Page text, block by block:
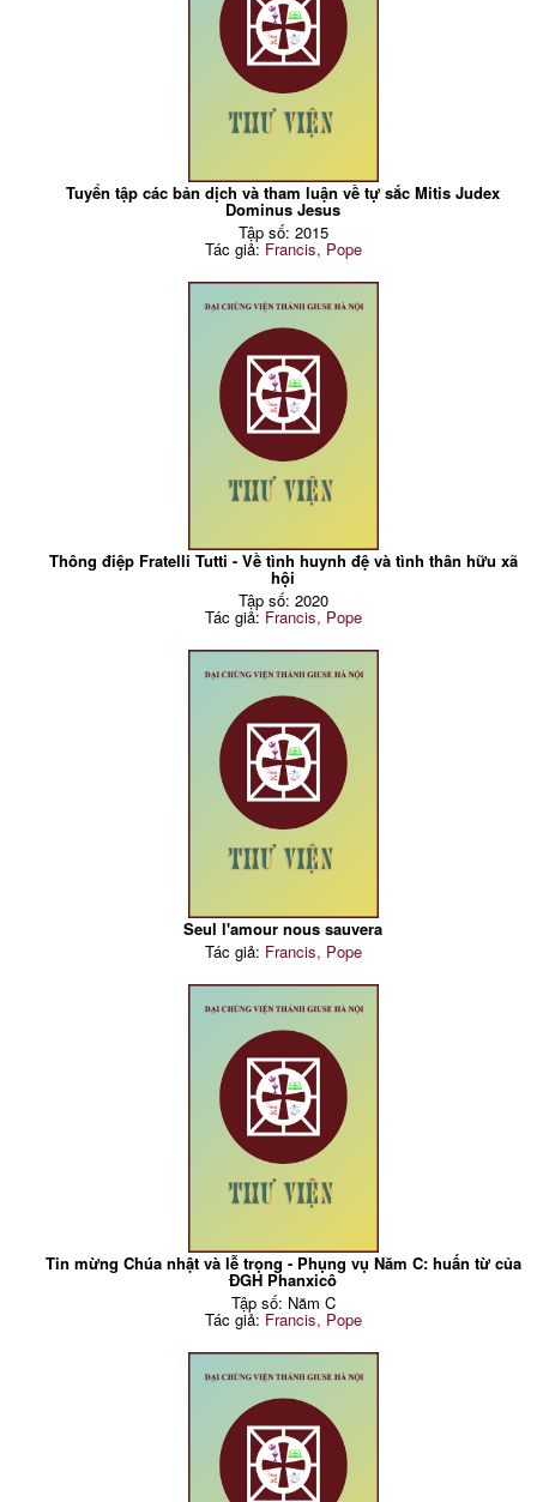
Tuyển tập các bản dịch và tham luận về tự sắc Mitis Judex
Dominus Jesus
Tập số: 2015
Tác giả: Francis, Pope
Thông điệp Fratelli Tutti - Về tình huynh đệ và tình thân hữu xã
hội
Tập số: 2020
Tác giả: Francis, Pope
Seul l'amour nous sauvera
Tác giả: Francis, Pope
Tin mừng Chúa nhật và lễ trọng - Phụng vụ Năm C: huấn từ của
ĐGH Phanxicô
Tập số: Năm C
Tác giả: Francis, Pope